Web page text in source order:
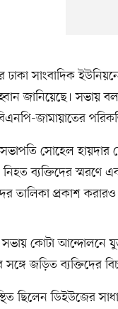
সাংবাদিক
জানিয়েছে। সভায়
জামায়াতের
সোহেল হায়দার
ব্যক্তিদের স্মরণে
তালিকা প্রকাশ করারও
কোটা আন্দোলনে
জড়িত ব্যক্তিদের
ছিলেন ডিইউজের